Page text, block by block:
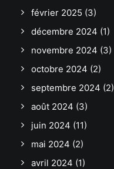
février 2025 (3)
décembre 2024 (1)
novembre 2024 (3)
octobre 2024 (2)
septembre 2024 (2)
août 2024 (3)
juin 2024 (11)
mai 2024 (2)
avril 2024 (1)